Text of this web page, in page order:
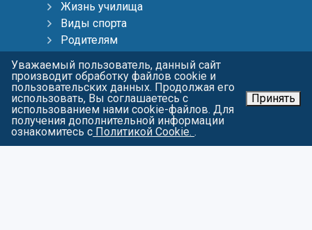
Жизнь училища
Виды спорта
Родителям
Пресс-центр
Контакты
Карта сайта
О персональных данных
Уважаемый пользователь, данный сайт
производит обработку файлов cookie и
пользовательских данных. Продолжая его
использовать, Вы соглашаетесь с
использованием нами cookie-файлов. Для
получения дополнительной информации
ознакомитесь с Политикой Cookie..
Принять